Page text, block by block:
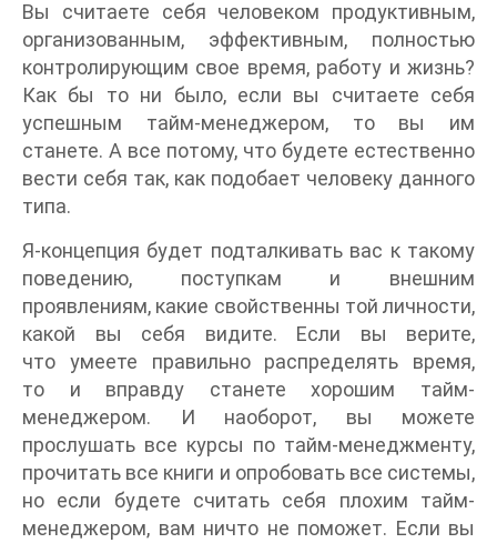
Вы считаете себя человеком продуктивным,
организованным, эффективным, полностью
контролирующим свое время, работу и жизнь?
Как бы то ни было, если вы считаете себя
успешным тайм-менеджером, то вы им
станете. А все потому, что будете естественно
вести себя так, как подобает человеку данного
типа.
Я-концепция будет подталкивать вас к такому
поведению, поступкам и внешним
проявлениям, какие свойственны той личности,
какой вы себя видите. Если вы верите,
что умеете правильно распределять время,
то и вправду станете хорошим тайм-
менеджером. И наоборот, вы можете
прослушать все курсы по тайм-менеджменту,
прочитать все книги и опробовать все системы,
но если будете считать себя плохим тайм-
менеджером, вам ничто не поможет. Если вы